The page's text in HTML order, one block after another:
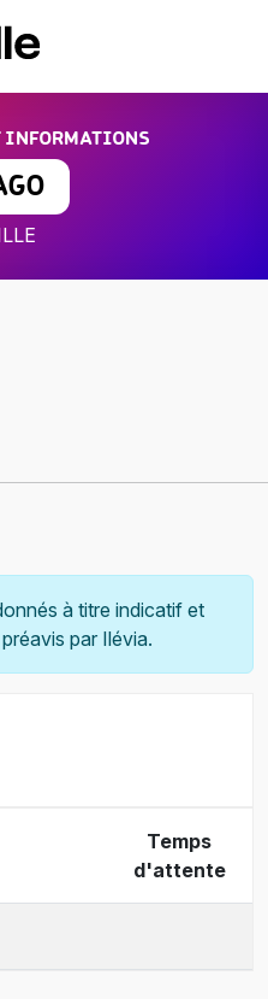
INFORMATIONS
à titre indicatif et
par Ilévia.
Temps
d'attente